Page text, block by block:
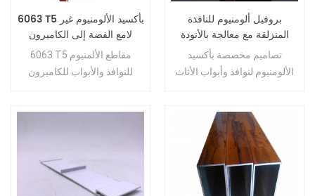
6063 T5 بأكسيد الألومنيوم غير
لامع الفضة إلى الكاميرون
أفريقيا
6063 T5 مقاطع الألمنيوم
للنوافذ والأبواب للكاميرون
بروفيل ألومنيوم للنافذة
المنزلقة مع معالجة بالأنودة
والرحلان الكهربي
تصاميم مخصصة بأكسيد
الألومنيوم لنوافذ وأبواب الأثاث